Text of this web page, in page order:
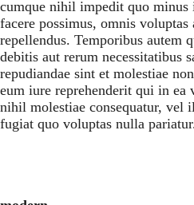
cumque nihil impedit quo minus
facere possimus, omnis
repellendus. Temporibus autem
debitis aut rerum necessitatibus
repudiandae sint et molestiae
eum iure reprehenderit qui in ea
nihil molestiae consequatur, vel
fugiat quo voluptas nulla